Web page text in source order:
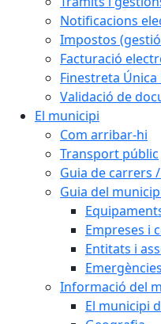
Notificacions
Impostos
Facturació
Finestreta Única
Validació de
El municipi
Com arribar-hi
Transport públic
Guia de carrers
Guia del
Empreses i
Entitats i
Emergències
Informació del
El municipi